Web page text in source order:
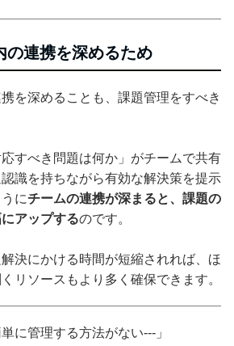
の連携を深めるため
を深めることも、課題管理をすべき
すべき問題は何か」がチームで共有
識を持ちながら有効な解決策を提示
にチームの連携が深まると、課題の
アップするのです。
決にかける時間が短縮されれば、ほ
リソースもより多く確保できます。
に管理する方法がない---」